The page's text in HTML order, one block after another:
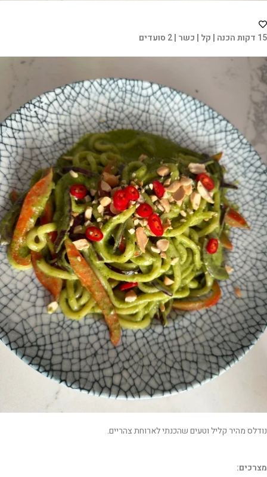
15 דקות הכנה | קל | כשר | 2 סועדים
נודלס מהיר קליל וטעים שהכנתי לארוחת צהריים.
מצרכים: